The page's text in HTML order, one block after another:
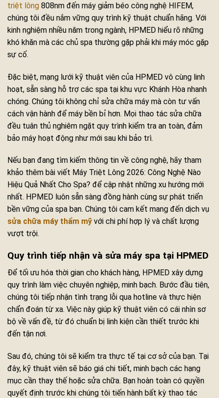
triệt lông 808nm đến máy giảm béo công nghệ HIFEM,
chúng tôi đều nắm vững quy trình kỹ thuật chuẩn hãng. Với
kinh nghiệm nhiều năm trong ngành, HPMED hiểu rõ những
khó khăn mà các chủ spa thường gặp phải khi máy móc gặp
sự cố.
Đặc biệt, mạng lưới kỹ thuật viên của HPMED vô cùng linh
hoạt, sẵn sàng hỗ trợ các spa tại khu vực Khánh Hòa nhanh
chóng. Chúng tôi không chỉ sửa chữa máy mà còn tư vấn
cách vận hành để máy bền bỉ hơn. Mọi thao tác sửa chữa
đều tuân thủ nghiêm ngặt quy trình kiểm tra an toàn, đảm
bảo máy hoạt động như mới sau khi bảo trì.
Nếu bạn đang tìm kiếm thông tin về công nghệ, hãy tham
khảo thêm bài viết Máy Triệt Lông 2026: Công Nghệ Nào
Hiệu Quả Nhất Cho Spa? để cập nhật những xu hướng mới
nhất. HPMED luôn sẵn sàng đồng hành cùng sự phát triển
bền vững của spa bạn. Chúng tôi cam kết mang đến dịch vụ
sửa chữa máy thẩm mỹ với chi phí hợp lý và chất lượng
vượt trội.
Quy trình tiếp nhận và sửa máy spa tại HPMED
Để tối ưu hóa thời gian cho khách hàng, HPMED xây dựng
quy trình làm việc chuyên nghiệp, minh bạch. Bước đầu tiên,
chúng tôi tiếp nhận tình trạng lỗi qua hotline và thực hiện
chẩn đoán từ xa. Việc này giúp kỹ thuật viên có cái nhìn sơ
bộ về vấn đề, từ đó chuẩn bị linh kiện cần thiết trước khi
đến tận nơi.
Sau đó, chúng tôi sẽ kiểm tra thực tế tại cơ sở của bạn. Tại
đây, kỹ thuật viên sẽ báo giá chi tiết, minh bạch các hạng
mục cần thay thế hoặc sửa chữa. Bạn hoàn toàn có quyền
quyết định trước khi chúng tôi tiến hành bất kỳ thao tác